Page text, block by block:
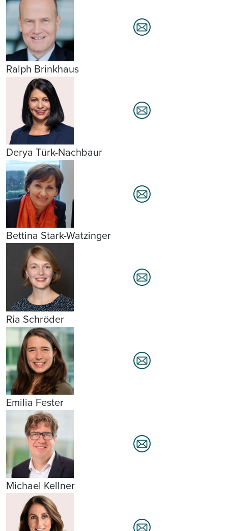
Ralph Brinkhaus
Derya Türk-Nachbaur
Bettina Stark-Watzinger
Ria Schröder
Emilia Fester
Michael Kellner